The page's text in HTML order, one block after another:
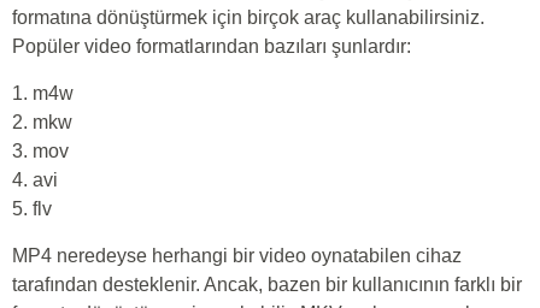
formatına dönüştürmek için birçok araç kullanabilirsiniz.
Popüler video formatlarından bazıları şunlardır:
1. m4w
2. mkw
3. mov
4. avi
5. flv
MP4 neredeyse herhangi bir video oynatabilen cihaz
tarafından desteklenir. Ancak, bazen bir kullanıcının farklı bir